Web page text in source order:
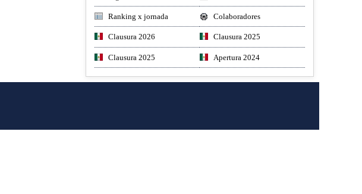
Ranking x jornada Colaboradores
Clausura 2026 Clausura 2025
Clausura 2025 Apertura 2024